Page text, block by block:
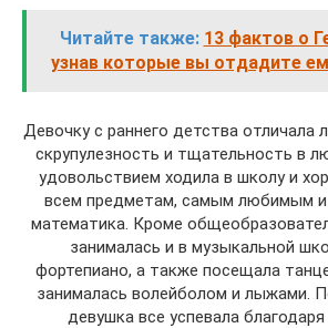
Читайте также: 13 фактов о
узнав которые вы отдадите
Девочку с раннего детства отличала
скрупулезность и тщательность в
удовольствием ходила в школу и
всем предметам, самым любимым
математика. Кроме
занималась и в музыкальной
фортепиано, а также посещала
занималась волейболом и лыжами.
девушка все успевала